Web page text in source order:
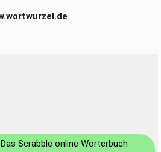
Das Scrabble online Wörterbuch